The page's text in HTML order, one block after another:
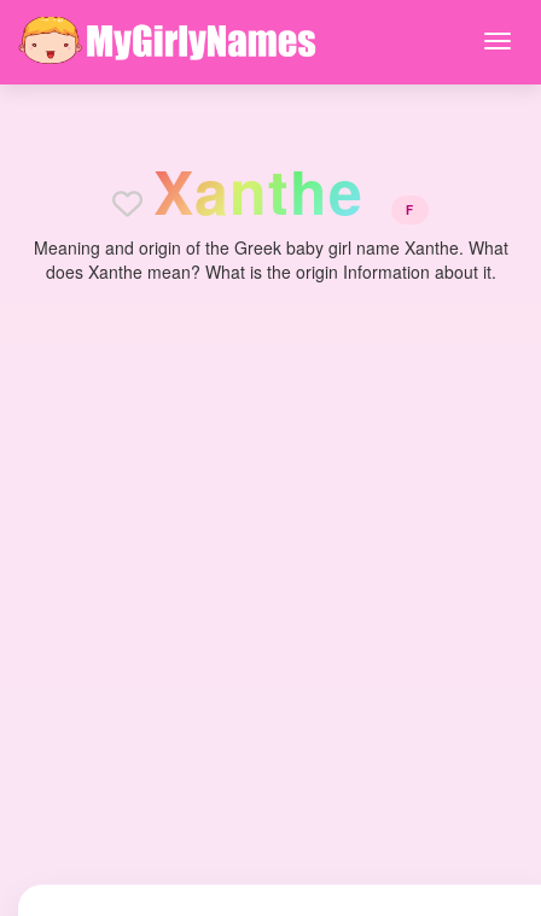
Xanthe F
Meaning and origin of the Greek baby girl name Xanthe. What
does Xanthe mean? What is the origin Information about it.